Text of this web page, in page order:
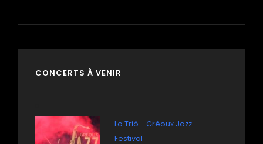
CONCERTS À VENIR
Lo Triò - Gréoux Jazz
Festival